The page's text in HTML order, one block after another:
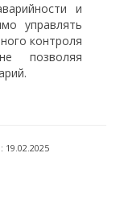
и
управлять
контроля
позволяя